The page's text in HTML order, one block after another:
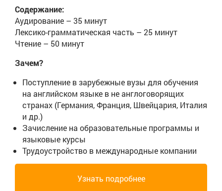
Содержание:
Аудирование – 35 минут
Лексико-грамматическая часть – 25 минут
Чтение – 50 минут
Зачем?
Поступление в зарубежные вузы для обучения
на английском языке в не англоговорящих
странах (Германия, Франция, Швейцария, Италия
и др.)
Зачисление на образовательные программы и
языковые курсы
Трудоустройство в международные компании
Узнать подробнее